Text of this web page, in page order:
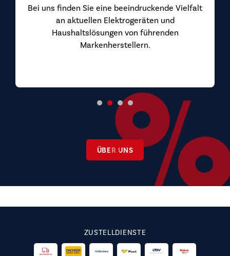
Vielfalt
ÜBER UNS
ZUSTELLDIENSTE